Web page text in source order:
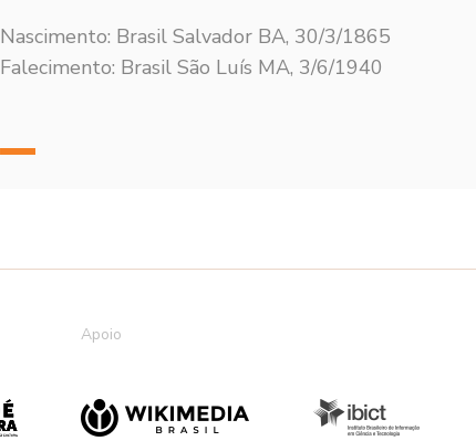
Nascimento: Brasil Salvador BA, 30/3/1865
Falecimento: Brasil São Luís MA, 3/6/1940
Apoio